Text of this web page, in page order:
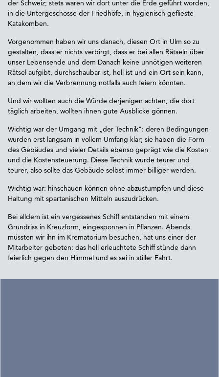
der Schweiz; stets waren wir dort unter die Erde geführt worden,
in die Untergeschosse der Friedhöfe, in hygienisch geflieste
Katakomben.
Vorgenommen haben wir uns danach, diesen Ort in Ulm so zu
gestalten, dass er nichts verbirgt, dass er bei allen Rätseln über
unser Lebensende und dem Danach keine unnötigen weiteren
Rätsel aufgibt, durchschaubar ist, hell ist und ein Ort sein kann,
an dem wir die Verbrennung notfalls auch feiern könnten.
Und wir wollten auch die Würde derjenigen achten, die dort
täglich arbeiten, wollten ihnen gute Ausblicke gönnen.
Wichtig war der Umgang mit „der Technik": deren Bedingungen
wurden erst langsam in vollem Umfang klar; sie haben die Form
des Gebäudes und vieler Details ebenso geprägt wie die Kosten
und die Kostensteuerung. Diese Technik wurde teurer und
teurer, also sollte das Gebäude selbst immer billiger werden.
Wichtig war: hinschauen können ohne abzustumpfen und diese
Haltung mit spartanischen Mitteln auszudrücken.
Bei alldem ist ein vergessenes Schiff entstanden mit einem
Grundriss in Kreuzform, eingesponnen in Pflanzen. Abends
müssten wir ihn im Krematorium besuchen, hat uns einer der
Mitarbeiter gebeten: das hell erleuchtete Schiff stünde dann
feierlich gegen den Himmel und es sei in stiller Fahrt.